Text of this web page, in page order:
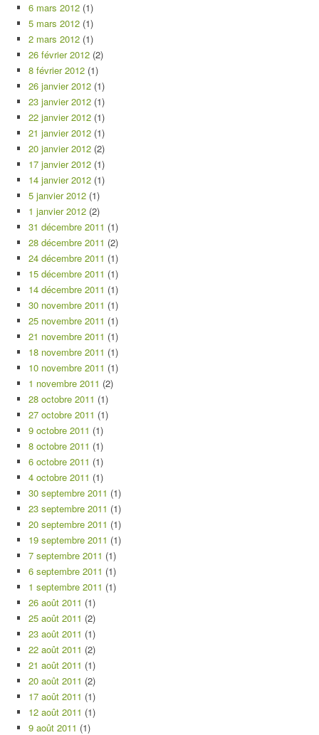
6 mars 2012 (1)
5 mars 2012 (1)
2 mars 2012 (1)
26 février 2012 (2)
8 février 2012 (1)
26 janvier 2012 (1)
23 janvier 2012 (1)
22 janvier 2012 (1)
21 janvier 2012 (1)
20 janvier 2012 (2)
17 janvier 2012 (1)
14 janvier 2012 (1)
5 janvier 2012 (1)
1 janvier 2012 (2)
31 décembre 2011 (1)
28 décembre 2011 (2)
24 décembre 2011 (1)
15 décembre 2011 (1)
14 décembre 2011 (1)
30 novembre 2011 (1)
25 novembre 2011 (1)
21 novembre 2011 (1)
18 novembre 2011 (1)
10 novembre 2011 (1)
1 novembre 2011 (2)
28 octobre 2011 (1)
27 octobre 2011 (1)
9 octobre 2011 (1)
8 octobre 2011 (1)
6 octobre 2011 (1)
4 octobre 2011 (1)
30 septembre 2011 (1)
23 septembre 2011 (1)
20 septembre 2011 (1)
19 septembre 2011 (1)
7 septembre 2011 (1)
6 septembre 2011 (1)
1 septembre 2011 (1)
26 août 2011 (1)
25 août 2011 (2)
23 août 2011 (1)
22 août 2011 (2)
21 août 2011 (1)
20 août 2011 (2)
17 août 2011 (1)
12 août 2011 (1)
9 août 2011 (1)